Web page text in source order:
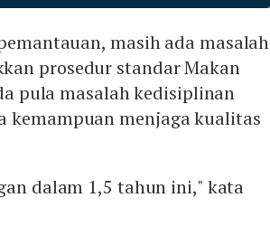
masih ada masalah
prosedur standar Makan
pula masalah kedisiplinan
kemampuan menjaga kualitas
dalam 1,5 tahun ini," kata